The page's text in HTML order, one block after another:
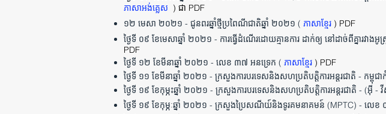
ភាសាអង់គ្លេស ) ជា PDF
១២ មេសា ២០២១ - ជូនពរឆ្នាំថ្មីប្រពៃណីជាតិឆ្នាំ ២០២១ ( ភាសាខ្មែរ ) PDF
ថ្ងៃទី ០៩ ខែមេសាឆ្នាំ ២០២១ - ការធ្វើដំណើរដោយគ្មានការ ដាក់ឲ្យ នៅដាច់ពីគ្នារវ
PDF
ថ្ងៃទី ១២ ខែមីនាឆ្នាំ ២០២១ - លេខ ៣៧ អនទ្រេក ( ភាសាខ្មែរ ) PDF
ថ្ងៃទី ១១ ខែមីនាឆ្នាំ ២០២១ - ក្រសួងការបរទេសនិងសហប្រតិបត្តិការអន្តរជាតិ - កម្ពុជ
ថ្ងៃទី ១៩ ខែកុម្ភះឆ្នាំ ២០២១ - ក្រសួងការបរទេសនិងសហប្រតិបត្តិការអន្តរជាតិ - (អ៊ី -
ថ្ងៃទី ១៩ ខែកុម្ភៈឆ្នាំ ២០២១ - ក្រសួងប្រៃសណីយ៍និងទូរគមនាគមន៍ (MPTC) - លេខ